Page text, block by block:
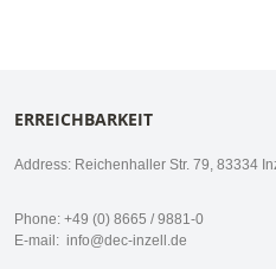
ERREICHBARKEIT
Address: Reichenhaller Str. 79, 83334
Phone: +49 (0) 8665 / 9881-0
E-mail: info@dec-inzell.de